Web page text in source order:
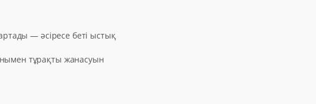
— әсіресе беті ыстық
тұрақты жанасуын